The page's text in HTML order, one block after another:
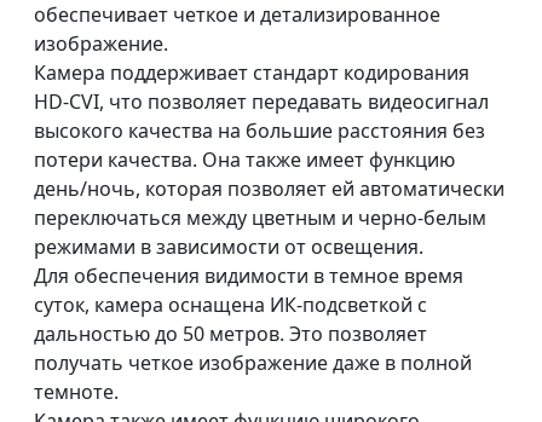
обеспечивает четкое и детализированное
изображение.
Камера поддерживает стандарт кодирования
HD-CVI, что позволяет передавать видеосигнал
высокого качества на большие расстояния без
потери качества. Она также имеет функцию
день/ночь, которая позволяет ей автоматически
переключаться между цветным и черно-белым
режимами в зависимости от освещения.
Для обеспечения видимости в темное время
суток, камера оснащена ИК-подсветкой с
дальностью до 50 метров. Это позволяет
получать четкое изображение даже в полной
темноте.